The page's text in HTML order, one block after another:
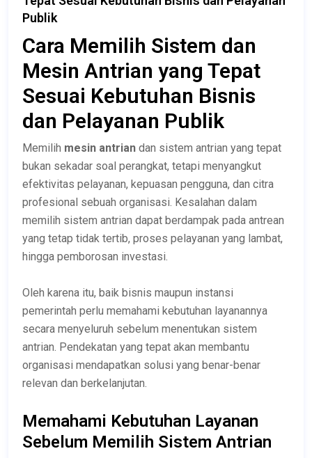
Publik
Cara Memilih Sistem dan
Mesin Antrian yang Tepat
Sesuai Kebutuhan Bisnis
dan Pelayanan Publik
Memilih mesin antrian dan sistem antrian yang tepat
bukan sekadar soal perangkat, tetapi menyangkut
efektivitas pelayanan, kepuasan pengguna, dan citra
profesional sebuah organisasi. Kesalahan dalam
memilih sistem antrian dapat berdampak pada antrean
yang tetap tidak tertib, proses pelayanan yang lambat,
hingga pemborosan investasi.
Oleh karena itu, baik bisnis maupun instansi
pemerintah perlu memahami kebutuhan layanannya
secara menyeluruh sebelum menentukan sistem
antrian. Pendekatan yang tepat akan membantu
organisasi mendapatkan solusi yang benar-benar
relevan dan berkelanjutan.
Memahami Kebutuhan Layanan
Sebelum Memilih Sistem Antrian